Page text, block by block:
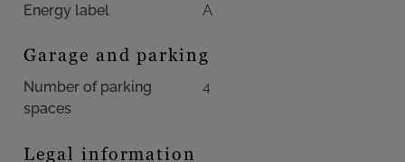
Energy label
A
Garage and parking
Number of parking
spaces
4
Legal information